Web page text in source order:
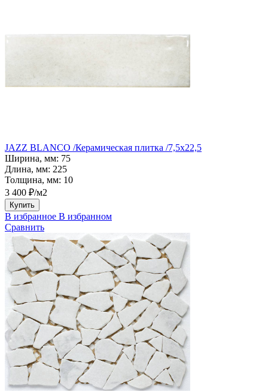
JAZZ BLANCO /Керамическая плитка /7,5x22,5
Ширина, мм: 75
Длина, мм: 225
Толщина, мм: 10
3 400 ₽/м2
Купить
В избранное В избранном
Сравнить